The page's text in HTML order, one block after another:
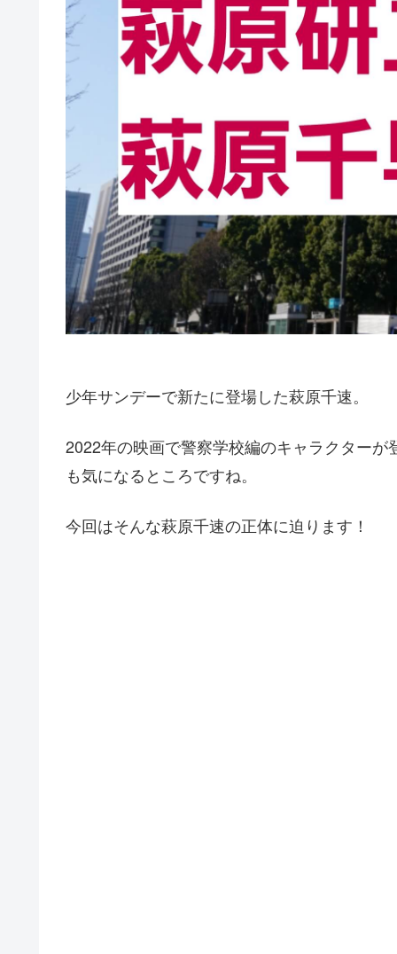
少年サンデーで新たに登場した萩原千速。
2022年の映画で警察学校編のキャラクター
も気になるところですね。
今回はそんな萩原千速の正体に迫ります！